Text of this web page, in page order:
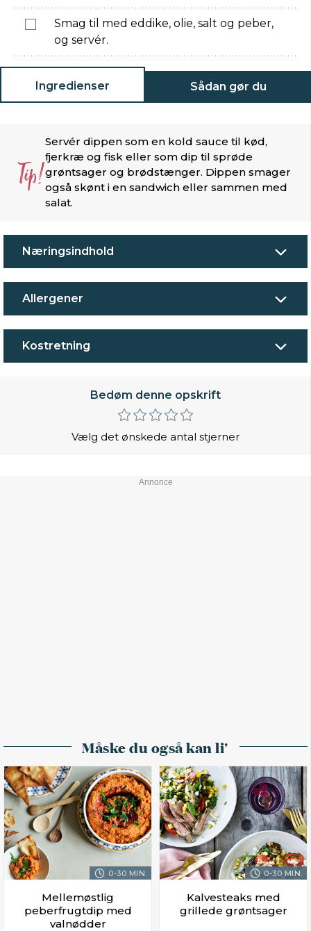
Smag til med eddike, olie, salt og peber,
og servér.
Ingredienser Sådan gør du
Tip!
Servér dippen som en kold sauce til kød,
fjerkræ og fisk eller som dip til sprøde
grøntsager og brødstænger. Dippen smager
også skønt i en sandwich eller sammen med
salat.
Næringsindhold
Allergener
Kostretning
Bedøm denne opskrift
Vælg det ønskede antal stjerner
Måske du også kan li'
0-30 MIN.
Mellemøstlig
peberfrugtdip med
valnødder
0-30 MIN.
Kalvesteaks med
grillede grøntsager